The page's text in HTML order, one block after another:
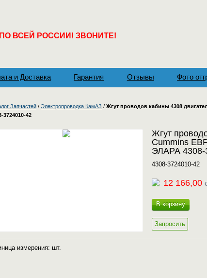
ВСЕЙ РОССИИ! ЗВОНИТЕ!
и Доставка Гарантия Отзывы Фото
Запчастей / Электропроводка КамАЗ / Жгут проводов кабины 4308
3724010-42
Жгут
Cummins
ЭЛАРА 4308-
4308-3724010-42
12 166,00
В корзину
Запросить
измерения: шт.